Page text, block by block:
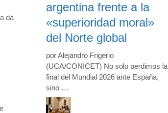
da
argentina frente a la
«superioridad moral»
del Norte global
por Alejandro Frigerio
(UCA/CONICET) No solo perdimos la
final del Mundial 2026 ante España,
sino …